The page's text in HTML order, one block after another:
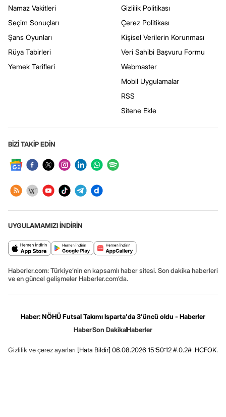
Namaz Vakitleri
Seçim Sonuçları
Şans Oyunları
Rüya Tabirleri
Yemek Tarifleri
Gizlilik Politikası
Çerez Politikası
Kişisel Verilerin Korunması
Veri Sahibi Başvuru Formu
Webmaster
Mobil Uygulamalar
RSS
Sitene Ekle
BİZİ TAKİP EDİN
UYGULAMAMIZI İNDİRİN
Haberler.com: Türkiye’nin en kapsamlı haber sitesi. Son dakika haberleri
ve en güncel gelişmeler Haberler.com’da.
Haber: NÖHÜ Futsal Takımı Isparta'da 3'üncü oldu - Haberler
HaberSon DakikaHaberler
Gizlilik ve çerez ayarları [Hata Bildir] 06.08.2026 15:50:12 #.0.2# .HCFOK.